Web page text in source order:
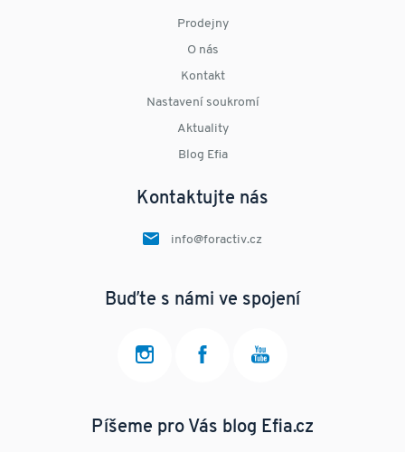
Prodejny
O nás
Kontakt
Nastavení soukromí
Aktuality
Blog Efia
Kontaktujte nás
info@foractiv.cz
Buďte s námi ve spojení
Píšeme pro Vás blog Efia.cz